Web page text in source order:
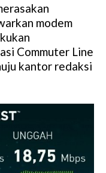
modem
Commuter Line
kantor redaksi